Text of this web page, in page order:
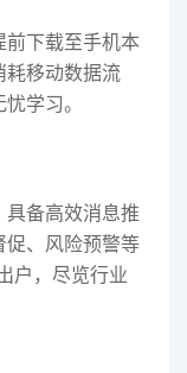
前下载至手机本
耗移动数据流
学习。​
备高效消息推
、风险预警等
户，尽览行业